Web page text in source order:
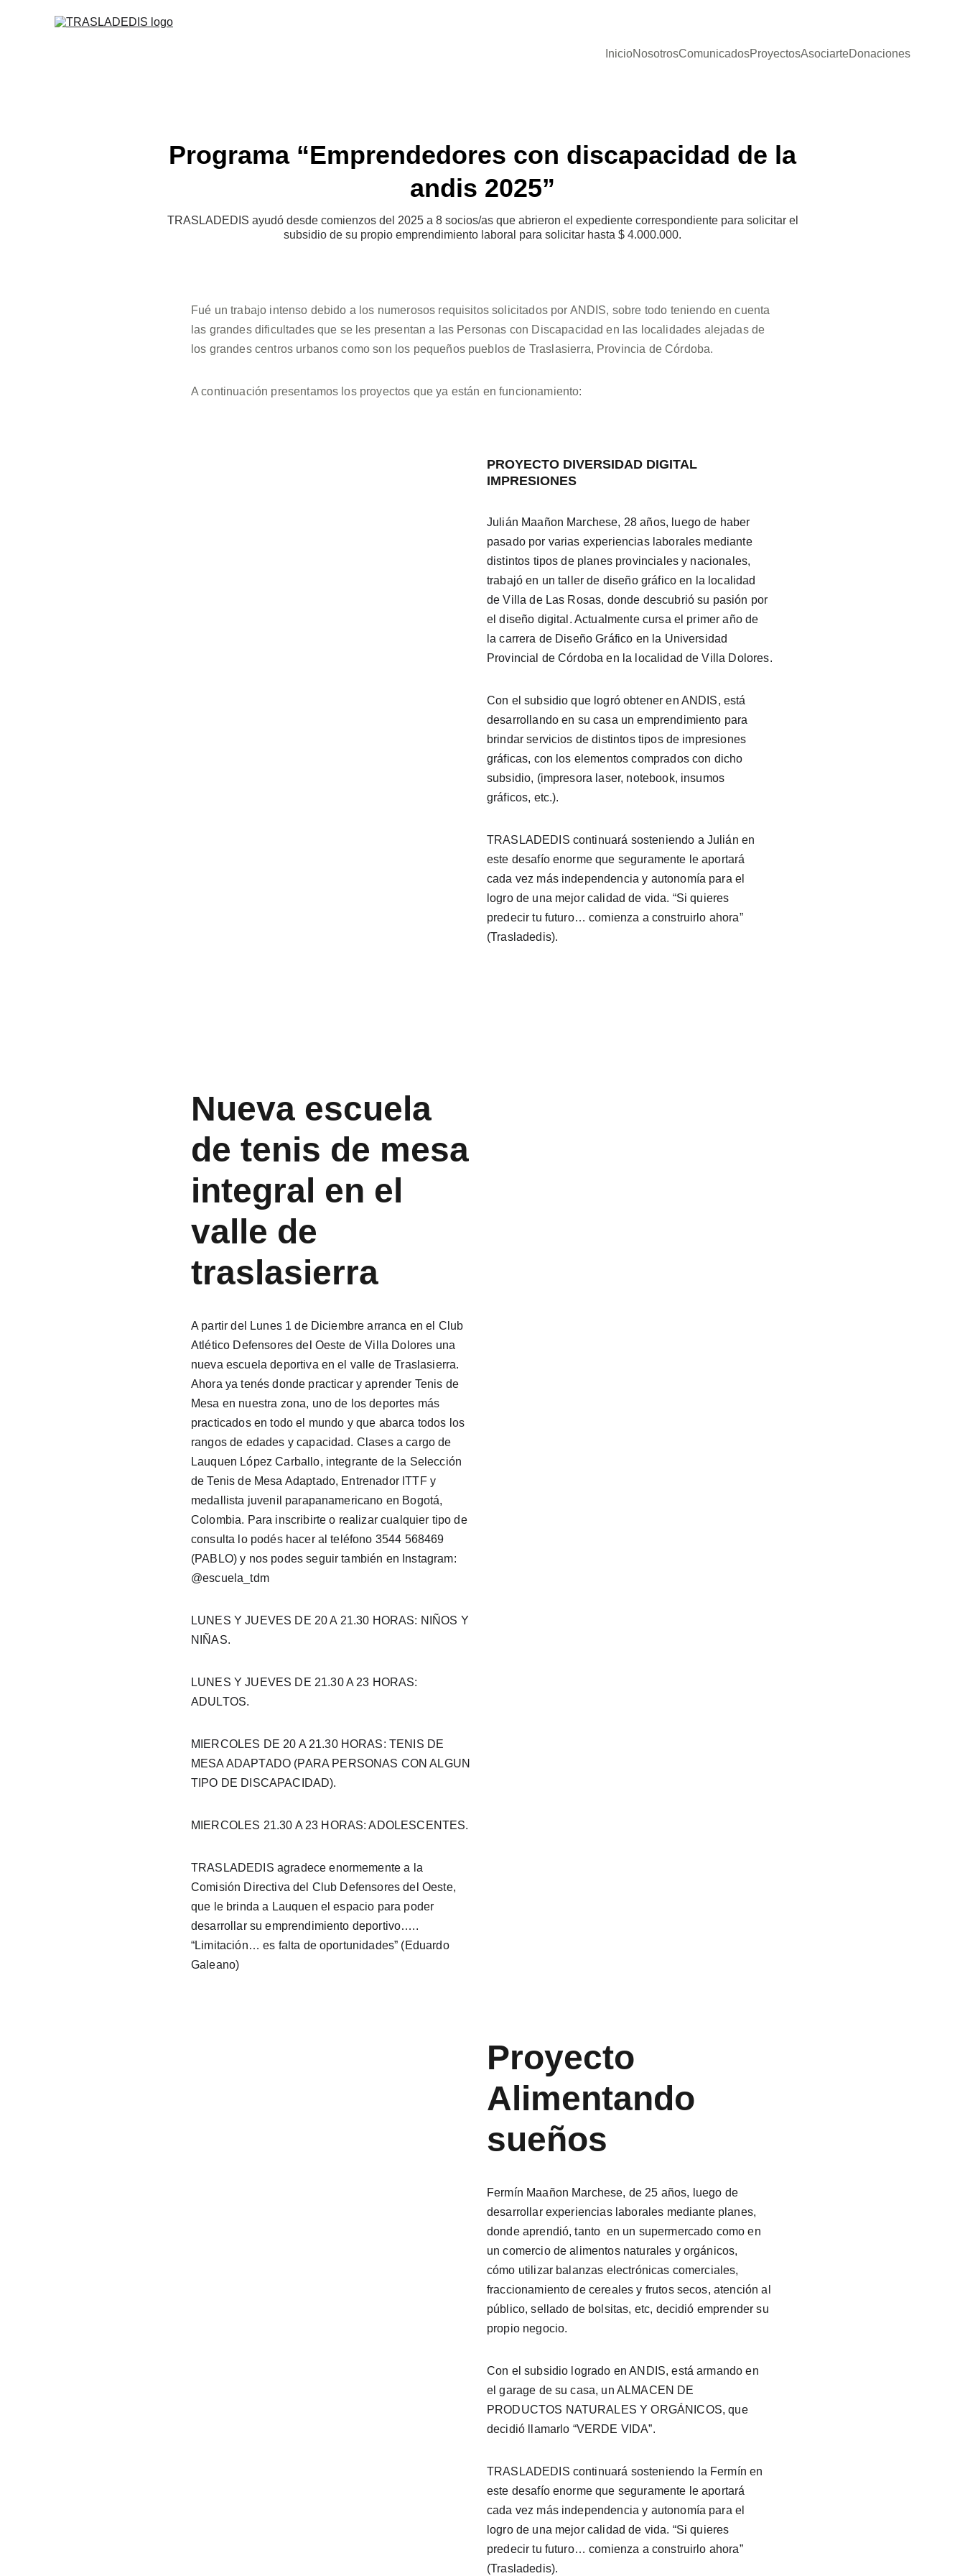
InicioNosotrosComunicadosProyectosAsociarteDonaciones
Programa “Emprendedores con discapacidad de la
andis 2025”
TRASLADEDIS ayudó desde comienzos del 2025 a 8 socios/as que abrieron el expediente correspondiente para solicitar el
subsidio de su propio emprendimiento laboral para solicitar hasta $ 4.000.000.
Fué un trabajo intenso debido a los numerosos requisitos solicitados por ANDIS, sobre todo teniendo en cuenta
las grandes dificultades que se les presentan a las Personas con Discapacidad en las localidades alejadas de
los grandes centros urbanos como son los pequeños pueblos de Traslasierra, Provincia de Córdoba.
A continuación presentamos los proyectos que ya están en funcionamiento:
PROYECTO DIVERSIDAD DIGITAL
IMPRESIONES
Julián Maañon Marchese, 28 años, luego de haber
pasado por varias experiencias laborales mediante
distintos tipos de planes provinciales y nacionales,
trabajó en un taller de diseño gráfico en la localidad
de Villa de Las Rosas, donde descubrió su pasión por
el diseño digital. Actualmente cursa el primer año de
la carrera de Diseño Gráfico en la Universidad
Provincial de Córdoba en la localidad de Villa Dolores.
Con el subsidio que logró obtener en ANDIS, está
desarrollando en su casa un emprendimiento para
brindar servicios de distintos tipos de impresiones
gráficas, con los elementos comprados con dicho
subsidio, (impresora laser, notebook, insumos
gráficos, etc.).
TRASLADEDIS continuará sosteniendo a Julián en
este desafío enorme que seguramente le aportará
cada vez más independencia y autonomía para el
logro de una mejor calidad de vida. “Si quieres
predecir tu futuro… comienza a construirlo ahora”
(Trasladedis).
Nueva escuela
de tenis de mesa
integral en el
valle de
traslasierra
A partir del Lunes 1 de Diciembre arranca en el Club
Atlético Defensores del Oeste de Villa Dolores una
nueva escuela deportiva en el valle de Traslasierra.
Ahora ya tenés donde practicar y aprender Tenis de
Mesa en nuestra zona, uno de los deportes más
practicados en todo el mundo y que abarca todos los
rangos de edades y capacidad. Clases a cargo de
Lauquen López Carballo, integrante de la Selección
de Tenis de Mesa Adaptado, Entrenador ITTF y
medallista juvenil parapanamericano en Bogotá,
Colombia. Para inscribirte o realizar cualquier tipo de
consulta lo podés hacer al teléfono 3544 568469
(PABLO) y nos podes seguir también en Instagram:
@escuela_tdm
LUNES Y JUEVES DE 20 A 21.30 HORAS: NIÑOS Y
NIÑAS.
LUNES Y JUEVES DE 21.30 A 23 HORAS:
ADULTOS.
MIERCOLES DE 20 A 21.30 HORAS: TENIS DE
MESA ADAPTADO (PARA PERSONAS CON ALGUN
TIPO DE DISCAPACIDAD).
MIERCOLES 21.30 A 23 HORAS: ADOLESCENTES.
TRASLADEDIS agradece enormemente a la
Comisión Directiva del Club Defensores del Oeste,
que le brinda a Lauquen el espacio para poder
desarrollar su emprendimiento deportivo…..
“Limitación… es falta de oportunidades” (Eduardo
Galeano)
Proyecto
Alimentando
sueños
Fermín Maañon Marchese, de 25 años, luego de
desarrollar experiencias laborales mediante planes,
donde aprendió, tanto  en un supermercado como en
un comercio de alimentos naturales y orgánicos,
cómo utilizar balanzas electrónicas comerciales,
fraccionamiento de cereales y frutos secos, atención al
público, sellado de bolsitas, etc, decidió emprender su
propio negocio.
Con el subsidio logrado en ANDIS, está armando en
el garage de su casa, un ALMACEN DE
PRODUCTOS NATURALES Y ORGÁNICOS, que
decidió llamarlo “VERDE VIDA”.
TRASLADEDIS continuará sosteniendo la Fermín en
este desafío enorme que seguramente le aportará
cada vez más independencia y autonomía para el
logro de una mejor calidad de vida. “Si quieres
predecir tu futuro… comienza a construirlo ahora”
(Trasladedis).